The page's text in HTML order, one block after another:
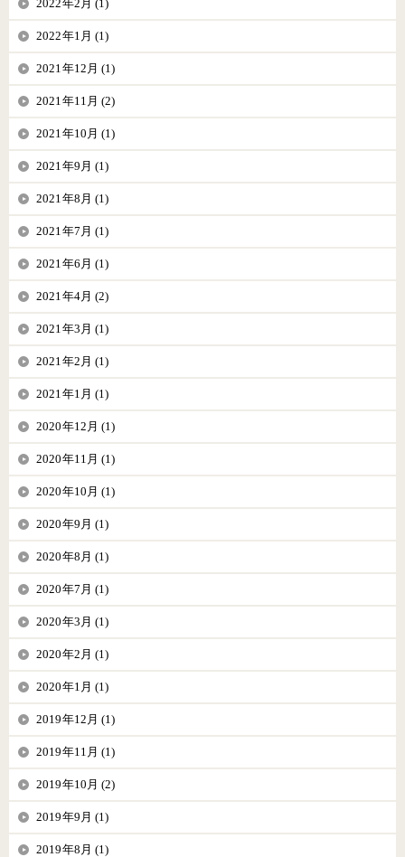
2022年2月 (1)
2022年1月 (1)
2021年12月 (1)
2021年11月 (2)
2021年10月 (1)
2021年9月 (1)
2021年8月 (1)
2021年7月 (1)
2021年6月 (1)
2021年4月 (2)
2021年3月 (1)
2021年2月 (1)
2021年1月 (1)
2020年12月 (1)
2020年11月 (1)
2020年10月 (1)
2020年9月 (1)
2020年8月 (1)
2020年7月 (1)
2020年3月 (1)
2020年2月 (1)
2020年1月 (1)
2019年12月 (1)
2019年11月 (1)
2019年10月 (2)
2019年9月 (1)
2019年8月 (1)